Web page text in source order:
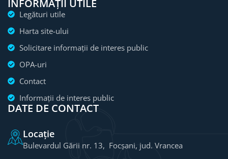
INFORMAȚII UTILE
Legături utile
Harta site-ului
Solicitare informații de interes public
OPA-uri
Contact
Informații de interes public
DATE DE CONTACT
Locație
Bulevardul Gării nr. 13, Focșani, jud. Vrancea